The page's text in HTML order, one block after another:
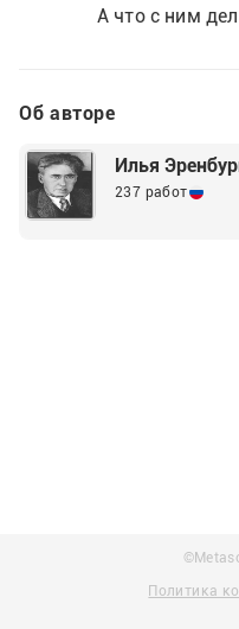
А что с ним
Об авторе
Илья
237 работ
Политика